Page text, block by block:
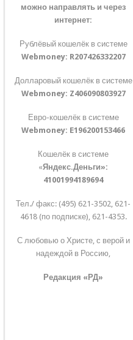
можно направлять и через
интернет:
Рублёвый кошелёк в системе
Webmoney: R207426332207
Долларовый кошелёк в системе
Webmoney: Z406090803927
Евро-кошелёк в системе
Webmoney: E196200153466
Кошелёк в системе
«Яндекс.Деньги»:
41001994189694
Тел./ факс: (495) 621-3502, 621-
4618 (по подписке), 621-4353.
С любовью о Христе, с верой и
надеждой в Россию,
Редакция «РД»